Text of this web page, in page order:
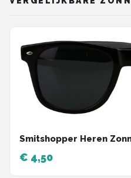
Smitshopper Heren
€ 4,50